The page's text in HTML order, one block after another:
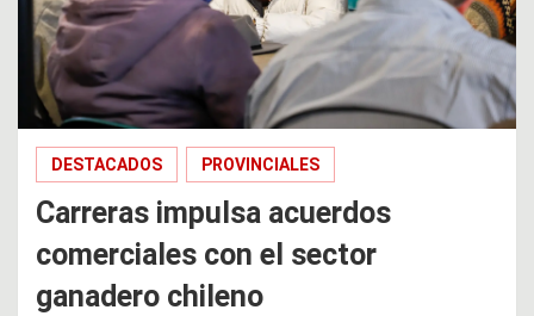
DESTACADOS PROVINCIALES
Carreras impulsa acuerdos
comerciales con el sector
ganadero chileno